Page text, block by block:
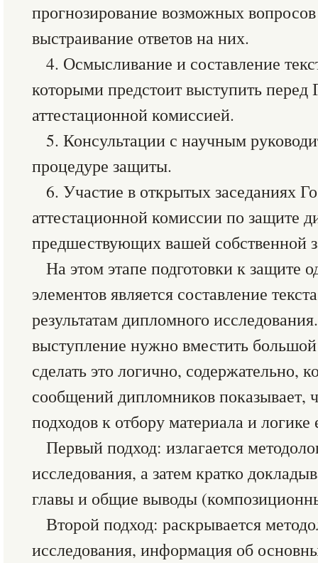
прогнозирование возможных
выстраивание ответов на них.
4. Осмысливание и составление
которыми предстоит выступить перед
аттестационной комиссией.
5. Консультации с научным
процедуре защиты.
6. Участие в открытых заседаниях
аттестационной комиссии по защите
предшествующих вашей собственной
На этом этапе подготовки к защите
элементов является составление
результатам дипломного
выступление нужно вместить
сделать это логично, содержательно,
сообщений дипломников показывает,
подходов к отбору материала и логике
Первый подход: излагается
исследования, а затем кратко
главы и общие выводы
Второй подход: раскрывается
исследования, информация об